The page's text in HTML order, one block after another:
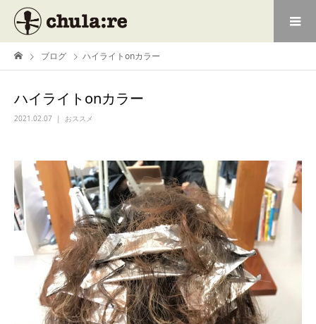
ブログ ハイライトonカラー
ハイライトonカラー
2021.02.07 おススメ